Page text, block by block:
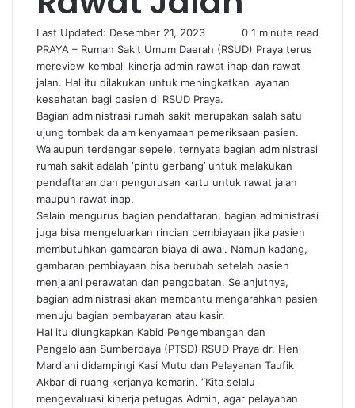
Last Updated: Desember 21, 2023 0 1 minute read
PRAYA – Rumah Sakit Umum Daerah (RSUD) Praya terus
mereview kembali kinerja admin rawat inap dan rawat
jalan. Hal itu dilakukan untuk meningkatkan layanan
kesehatan bagi pasien di RSUD Praya.
Bagian administrasi rumah sakit merupakan salah satu
ujung tombak dalam kenyamaan pemeriksaan pasien.
Walaupun terdengar sepele, ternyata bagian administrasi
rumah sakit adalah ‘pintu gerbang’ untuk melakukan
pendaftaran dan pengurusan kartu untuk rawat jalan
maupun rawat inap.
Selain mengurus bagian pendaftaran, bagian administrasi
juga bisa mengeluarkan rincian pembiayaan jika pasien
membutuhkan gambaran biaya di awal. Namun kadang,
gambaran pembiayaan bisa berubah setelah pasien
menjalani perawatan dan pengobatan. Selanjutnya,
bagian administrasi akan membantu mengarahkan pasien
menuju bagian pembayaran atau kasir.
Hal itu diungkapkan Kabid Pengembangan dan
Pengelolaan Sumberdaya (PTSD) RSUD Praya dr. Heni
Mardiani didampingi Kasi Mutu dan Pelayanan Taufik
Akbar di ruang kerjanya kemarin. “Kita selalu
mengevaluasi kinerja petugas Admin, agar pelayanan